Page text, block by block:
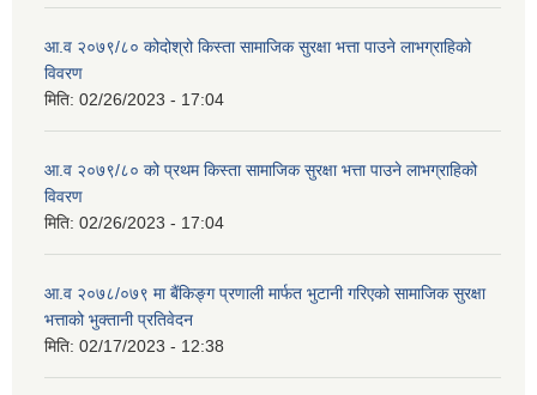
आ.व २०७९/८० कोदोश्रो किस्ता सामाजिक सुरक्षा भत्ता पाउने लाभग्राहिको
विवरण
मिति: 02/26/2023 - 17:04
आ.व २०७९/८० को प्रथम किस्ता सामाजिक सुरक्षा भत्ता पाउने लाभग्राहिको
विवरण
मिति: 02/26/2023 - 17:04
आ.व २०७८/०७९ मा बैंकिङ्ग प्रणाली मार्फत भुटानी गरिएको सामाजिक सुरक्षा
भत्ताको भुक्तानी प्रतिवेदन
मिति: 02/17/2023 - 12:38